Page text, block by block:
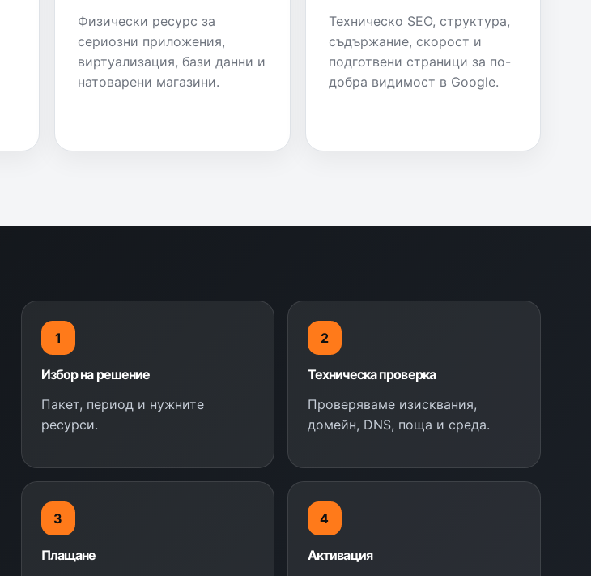
Физически ресурс за
сериозни приложения,
виртуализация, бази данни и
натоварени магазини.
Техническо SEO, структура,
съдържание, скорост и
подготвени страници за по-
добра видимост в Google.
1
Избор на решение
Пакет, период и нужните
ресурси.
2
Техническа проверка
Проверяваме изисквания,
домейн, DNS, поща и среда.
3
Плащане
4
Активация